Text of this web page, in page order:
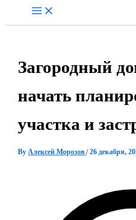
Загородный
начать
участка и
ByАлексей Морозов/26 декабря,